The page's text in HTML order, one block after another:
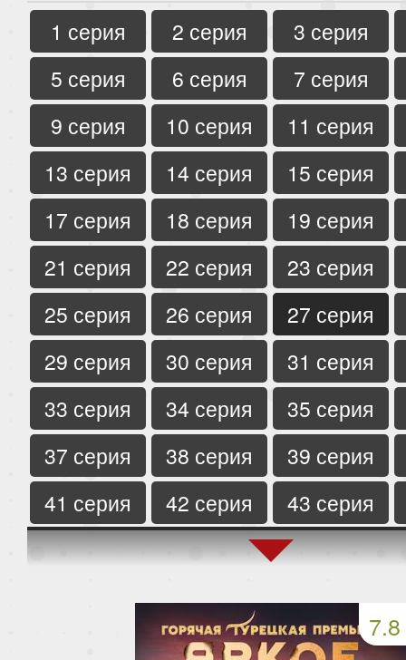
1 серия 2 серия
3 серия
5 серия
6 серия
7 серия
9 серия
10 серия
11 серия
13 серия
14 серия
15 серия
17 серия
18 серия
19 серия
21 серия
22 серия
23 серия
25 серия
26 серия
27 серия
29 серия
30 серия
31 серия
33 серия
34 серия
35 серия
37 серия
38 серия
39 серия
41 серия
42 серия
43 серия
45 серия
46 серия
47 серия
50 серия
51 серия
54 серия
55 серия
7.8